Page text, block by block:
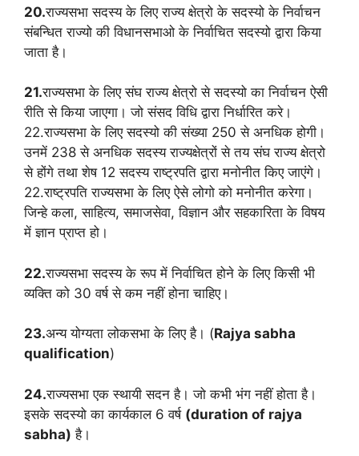
20.राज्यसभा सदस्य के लिए राज्य क्षेत्रो के सदस्यो के निर्वाचन
संबन्धित राज्यो की विधानसभाओ के निर्वाचित सदस्यो द्वारा किया
जाता है।
21.राज्यसभा के लिए संघ राज्य क्षेत्रो से सदस्यो का निर्वाचन ऐसी
रीति से किया जाएगा। जो संसद विधि द्वारा निर्धारित करे।
22.राज्यसभा के लिए सदस्यो की संख्या 250 से अनधिक होगी।
उनमें 238 से अनधिक सदस्य राज्यक्षेत्रों से तय संघ राज्य क्षेत्रो
से होंगे तथा शेष 12 सदस्य राष्ट्रपति द्वारा मनोनीत किए जाएंगे।
22.राष्ट्रपति राज्यसभा के लिए ऐसे लोगो को मनोनीत करेगा।
जिन्हे कला, साहित्य, समाजसेवा, विज्ञान और सहकारिता के विषय
में ज्ञान प्राप्त हो।
22.राज्यसभा सदस्य के रूप में निर्वाचित होने के लिए किसी भी
व्यक्ति को 30 वर्ष से कम नहीं होना चाहिए।
23.अन्य योग्यता लोकसभा के लिए है। (Rajya sabha
qualification)
24.राज्यसभा एक स्थायी सदन है। जो कभी भंग नहीं होता है।
इसके सदस्यो का कार्यकाल 6 वर्ष (duration of rajya
sabha) है।